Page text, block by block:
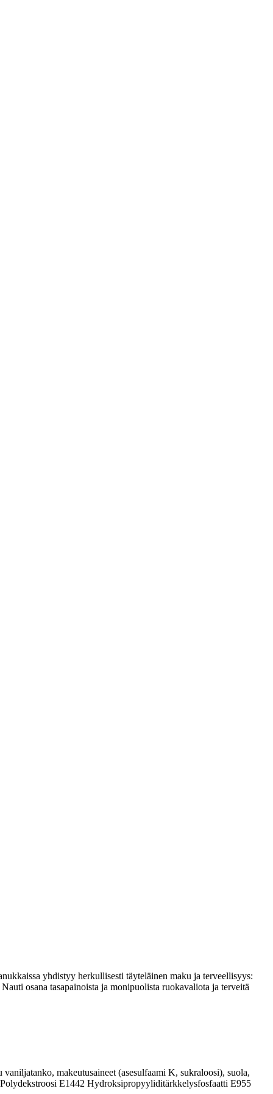
yhdistyy herkullisesti täyteläinen maku ja terveellisyys:
osana tasapainoista ja monipuolista ruokavaliota ja terveitä
makeutusaineet (asesulfaami K, sukraloosi), suola,
E1442 Hydroksipropyyliditärkkelysfosfaatti E955